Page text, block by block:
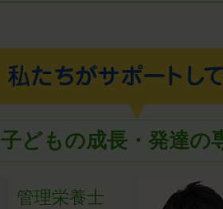
子どもの成長・発達の
管理栄養士